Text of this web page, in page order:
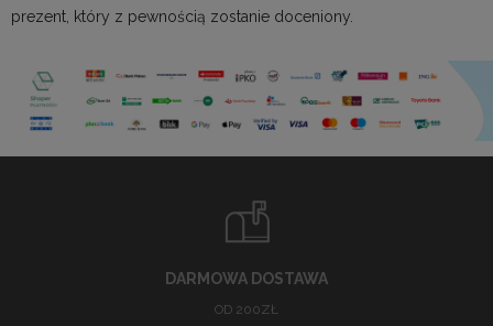
prezent, który z pewnością zostanie doceniony.
DARMOWA DOSTAWA
OD 200ZŁ